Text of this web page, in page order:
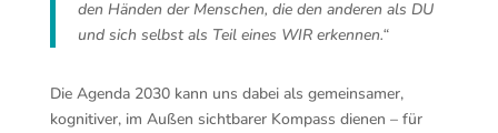
den Händen der Menschen, die den anderen als DU
und sich selbst als Teil eines WIR erkennen.“
Die Agenda 2030 kann uns dabei als gemeinsamer,
kognitiver, im Außen sichtbarer Kompass dienen – für